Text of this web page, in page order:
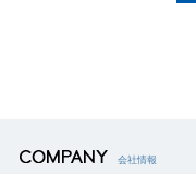
会社情報